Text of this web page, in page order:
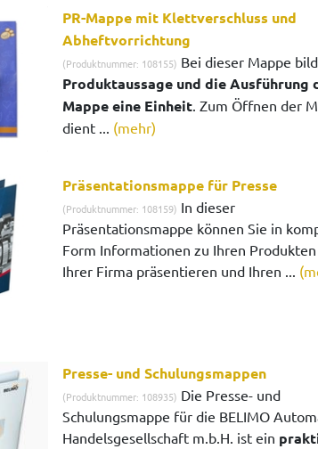
PR-Mappe mit Klettverschluss und
Abheftvorrichtung
(Produktnummer: 108155) Bei dieser Mappe
Produktaussage und die Ausführung
Mappe eine Einheit. Zum Öffnen der
dient ... (mehr)
Präsentationsmappe für Presse
(Produktnummer: 108159) In dieser
Präsentationsmappe können Sie in
Form Informationen zu Ihren
Ihrer Firma präsentieren und Ihren ...
Presse- und Schulungsmappen
(Produktnummer: 108935) Die Presse- und
Schulungsmappe für die BELIMO
Handelsgesellschaft m.b.H. ist ein